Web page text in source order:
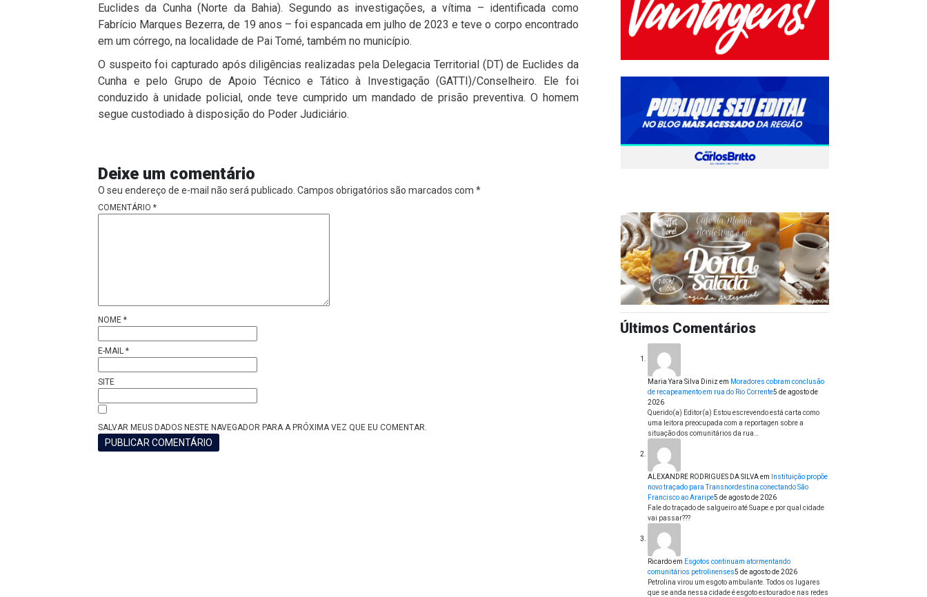
Euclides da Cunha (Norte da Bahia). Segundo as investigações, a vítima – identificada como
Fabrício Marques Bezerra, de 19 anos – foi espancada em julho de 2023 e teve o corpo encontrado
em um córrego, na localidade de Pai Tomé, também no município.
O suspeito foi capturado após diligências realizadas pela Delegacia Territorial (DT) de Euclides da
Cunha e pelo Grupo de Apoio Técnico e Tático à Investigação (GATTI)/Conselheiro. Ele foi
conduzido à unidade policial, onde teve cumprido um mandado de prisão preventiva. O homem
segue custodiado à disposição do Poder Judiciário.
Deixe um comentário
O seu endereço de e-mail não será publicado. Campos obrigatórios são marcados com *
COMENTÁRIO *
NOME *
E-MAIL *
SITE
SALVAR MEUS DADOS NESTE NAVEGADOR PARA A PRÓXIMA VEZ QUE EU COMENTAR.
Últimos Comentários
Maria Yara Silva Diniz em Moradores cobram conclusão
de recapeamento em rua do Rio Corrente5 de agosto de
2026
Querido(a) Editor(a) Estou escrevendo está carta como
uma leitora preocupada com a reportagen sobre a
situação dos comunitários da rua…
ALEXANDRE RODRIGUES DA SILVAem
Instituição propõe
novo traçado para Transnordestina conectando São
Francisco ao Araripe5 de agosto de 2026
Fale do traçado de salgueiro até Suape.e por qual cidade
vai passar???
Ricardoem Esgotos continuam atormentando
comunitários petrolinenses5 de agosto de 2026
Petrolina virou um esgoto ambulante. Todos os lugares
que se anda nessa cidade é esgoto estourado e nas redes